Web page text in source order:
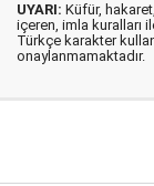
UYARI: Küfür,
içeren, imla kuralları
Türkçe karakter
onaylanmamaktadır.